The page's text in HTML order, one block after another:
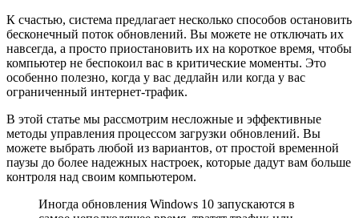
К счастью, система предлагает несколько способов остановить
бесконечный поток обновлений. Вы можете не отключать их
навсегда, а просто приостановить их на короткое время, чтобы
компьютер не беспокоил вас в критические моменты. Это
особенно полезно, когда у вас дедлайн или когда у вас
ограниченный интернет-трафик.
В этой статье мы рассмотрим несложные и эффективные
методы управления процессом загрузки обновлений. Вы
можете выбрать любой из вариантов, от простой временной
паузы до более надежных настроек, которые дадут вам больше
контроля над своим компьютером.
Иногда обновления Windows 10 запуcкаются в